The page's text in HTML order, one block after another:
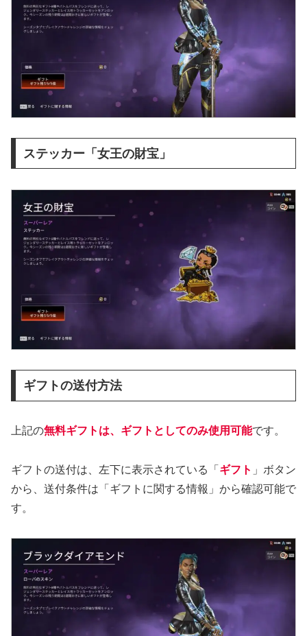
ステッカー「女王の財宝」
ギフトの送付方法
上記の無料ギフトは、ギフトとしてのみ使用可能です。
ギフトの送付は、左下に表示されている「 ギフト 」ボタン
から、送付条件は「ギフトに関する情報」から確認可能で
す。